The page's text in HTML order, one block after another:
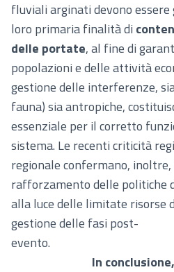
fluviali arginati devono
loro primaria finalità di
delle portate, al fine di
popolazioni e delle attività
gestione delle interferenze,
fauna) sia antropiche,
essenziale per il corretto
sistema. Le recenti criticità
regionale confermano, inoltre,
rafforzamento delle politiche
alla luce delle limitate risorse
gestione delle fasi post-
In